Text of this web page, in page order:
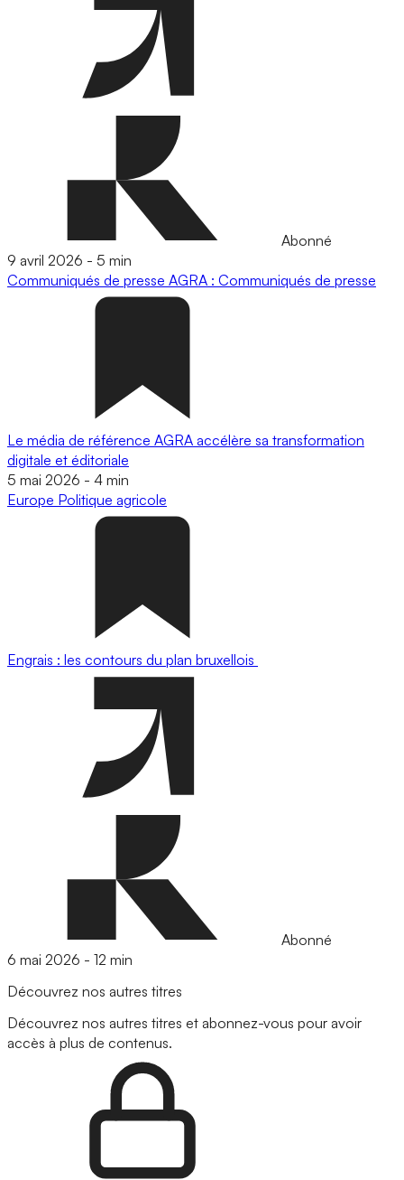
Abonné
9 avril 2026 - 5 min
Communiqués de presse AGRA : Communiqués de presse
Le média de référence AGRA accélère sa transformation
digitale et éditoriale
5 mai 2026 - 4 min
Europe Politique agricole
Engrais : les contours du plan bruxellois
Abonné
6 mai 2026 - 12 min
Découvrez nos autres titres
Découvrez nos autres titres et abonnez-vous pour avoir
accès à plus de contenus.